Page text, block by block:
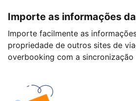
Importe as informações
Importe facilmente as
propriedade de outros sites de
overbooking com a sincronização